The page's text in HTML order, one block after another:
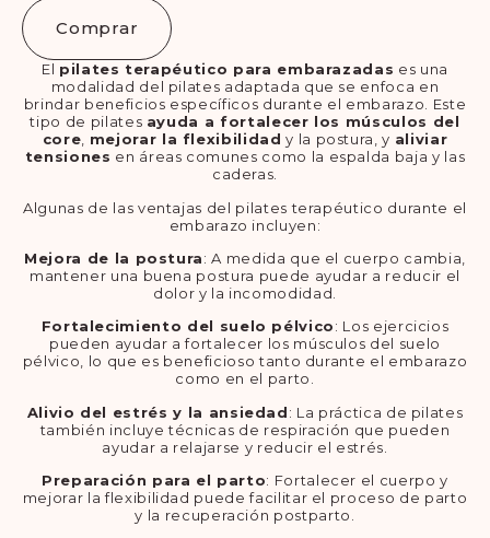
Comprar
El pilates terapéutico para embarazadas es una
modalidad del pilates adaptada que se enfoca en
brindar beneficios específicos durante el embarazo. Este
tipo de pilates ayuda a fortalecer los músculos del
core mejorar la flexibilidad y la postura, y aliviar
tensiones en áreas comunes como la espalda baja y las
caderas.
Algunas de las ventajas del pilates terapéutico durante el
embarazo incluyen:
Mejora de la postura: A medida que el cuerpo cambia,
mantener una buena postura puede ayudar a reducir el
dolor y la incomodidad.
Fortalecimiento del suelo pélvico: Los ejercicios
pueden ayudar a fortalecer los músculos del suelo
pélvico, lo que es beneficioso tanto durante el embarazo
como en el parto.
Alivio del estrés y la ansiedad: La práctica de pilates
también incluye técnicas de respiración que pueden
ayudar a relajarse y reducir el estrés.
Preparación para el parto: Fortalecer el cuerpo y
mejorar la flexibilidad puede facilitar el proceso de parto
y la recuperación postparto.